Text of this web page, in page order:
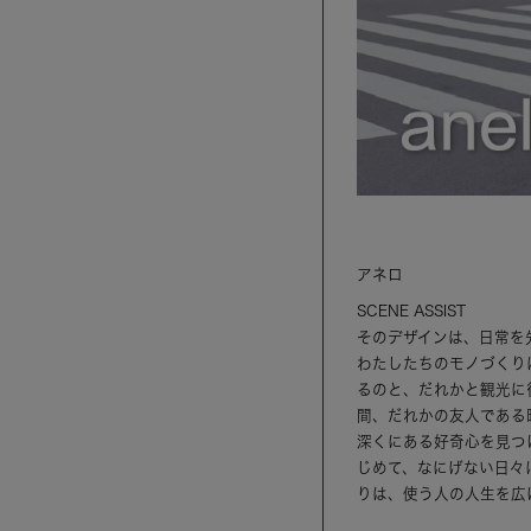
アネロ
SCENE ASSIST
そのデザインは、日常を
わたしたちのモノづく
るのと、だれかと観光
間、だれかの友人であ
深くにある好奇心を見
じめて、なにげない日
りは、使う人の人生を